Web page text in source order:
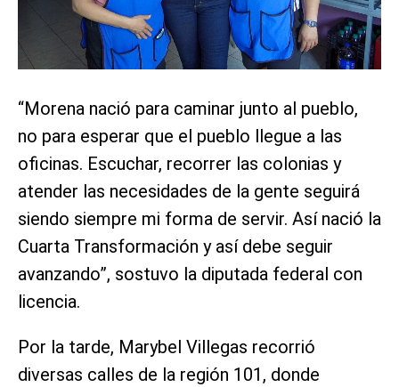
“Morena nació para caminar junto al pueblo,
no para esperar que el pueblo llegue a las
oficinas. Escuchar, recorrer las colonias y
atender las necesidades de la gente seguirá
siendo siempre mi forma de servir. Así nació la
Cuarta Transformación y así debe seguir
avanzando”, sostuvo la diputada federal con
licencia.
Por la tarde, Marybel Villegas recorrió
diversas calles de la región 101, donde